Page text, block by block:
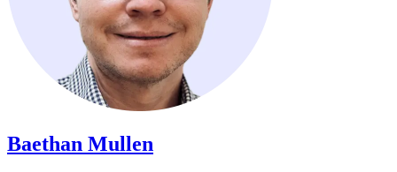
Baethan Mullen​​​​‌ ‍ ​‍​‍‌‍ ‌ ​‍‌‍‍‌‌‍‌ ‌‍‍‌‌‍ ‍​‍​‍​ ‍‍​‍​‍‌ ​ ‌‍​‌‌‍ ‍‌‍‍‌‌ ‌​‌ ‍‌​‍ ‍‌‍‍‌‌‍ ​‍​‍​‍ ​​‍​‍‌‍‍​‌ ​‍‌‍‌‌‌‍‌‍​‍​‍​ ‍‍​‍​‍‌‍‍​‌ ‌​‌ ‌​‌ ​​​ ‍‍​‍ ​‍ ‌‍ ​‌‍ ‌‍​ ‌‍​‌‌‍ ​‌‍‍​‌‍ ‌ ​ ‌ ‌​​ ‍‍​ ​ ​ ​ ​ ​ ​ ​ ​‍ ‌‍‍‌‌‍ ‍‌ ‌​‌‍‌‌‌‍ ‍‌ ‌​​‍ ‌‍‌‌‌‍‌​‌‍‍‌‌ ‌​​‍ ‌‍ ‌‌‍ ‌‍‌​‌‍‌‌​ ‌‌ ​​‌ ​‍‌‍‌‌‌ ​ ‌‍‌‌‌‍ ‍‌ ‌​‌‍​‌‌ ‌​‌‍‍‌‌‍ ‌‍ ‍​ ‍ ‌‍‍‌‌‍‌​​ ‌​ ​‍‌‍​‍​ ‌​​ ​‌​ ​‍‌‍​‍‌‍​‌‌‍​‌​‍ ‌​ ‍​​ ​​​ ‍‌​ ​‍​‍ ‌​ ‌​‌‍​‍​ ‍​​ ‌ ​‍ ‌‌‍​‍‌‍‌​‌‍‌‌​ ‌‌​‍ ‌​ ​ ‌‍‌​‌‍​‌​ ‌​​ ‌‌​ ​‍​ ‍​​ ‍‌​ ‍‌​ ​ ​ ​ ​ ‍‌​ ‍ ‌ ‌​‌ ‍‌‌ ​​‌‍‌‌​ ‌‌‍​‌‌ ‌‌‌ ‌​‌‍‍​‌‍ ‌ ​‍​ ‍ ‌ ​​‌‍​‌‌ ‌​‌‍‍​​ ‌‌‍ ‍‌‍​‌‌‍ ‌‌‍‌‌​ ‌‍​‍‌‍​‌‌ ​ ‌‍‌‌‌‌‌‌‌ ​‍‌‍ ​​ ‌‌‍‍​‌ ‌​‌ ‌​‌ ​​​‍‌‌​ ​ ‌​​‌​‍‌‌​ ​‍‌​‌‍​‍‌‌​ ​‍‌​‌‍‌‍ ​‌‍ ‌‍​ ‌‍​‌‌‍ ​‌‍‍​‌‍ ‌ ​ ‌ ‌​​‍‌‌​ ​ ‌​​‌​ ​ ​ ​ ​ ​ ​ ​ ​‍‌‍‌‍‍‌‌‍‌​​ ‌​ ​‍‌‍​‍​ ‌​​ ​‌​ ​‍‌‍​‍‌‍​‌‌‍​‌​‍ ‌​ ‍​​ ​​​ ‍‌​ ​‍​‍ ‌​ ‌​‌‍​‍​ ‍​​ ‌ ​‍ ‌‌‍​‍‌‍‌​‌‍‌‌​ ‌‌​‍ ‌​ ​ ‌‍‌​‌‍​‌​ ‌​​ ‌‌​ ​‍​ ‍​​ ‍‌​ ‍‌​ ​ ​ ​ ​ ‍‌​‍‌‍‌ ‌​‌ ‍‌‌ ​​‌‍‌‌​ ‌‌‍​‌‌ ‌‌‌ ‌​‌‍‍​‌‍ ‌ ​‍​‍‌‍‌ ​​‌‍​‌‌ ‌​‌‍‍​​ ‌‌‍ ‍‌‍​‌‌‍ ‌‌‍‌‌​‍‌‍‌ ​​‌‍‌‌‌ ​‍‌ ​ ‌ ​​‌‍‌‌‌‍​ ‌ ‌​‌‍‍‌‌ ‌‍‌‍‌‌​ ‌‌ ​​‌ ‌‌‌‍​‍‌‍ ​‌‍‍‌‌ ​ ‌‍‍​‌‍‌‌‌‍‌​​‍​‍‌ ‌